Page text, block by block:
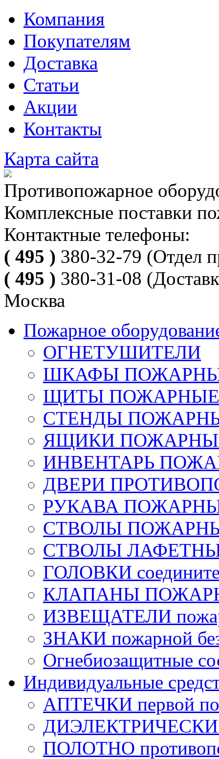
Компания
Покупателям
Доставка
Статьи
Акции
Контакты
Карта сайта
Противопожарное
Комплексные поставки
Контактные телефоны:
( 495 ) 380-32-79 (Отдел
( 495 ) 380-31-08
Москва
Пожарное
ОГНЕТУШИТЕЛИ
ШКАФЫ
ЩИТЫ ПОЖАРНЫЕ
СТЕНДЫ
ЯЩИКИ ПОЖАРНЫЕ
ИНВЕНТАРЬ
ДВЕРИ
РУКАВА
СТВОЛЫ
СТВОЛЫ
ГОЛОВКИ
КЛАПАНЫ
ИЗВЕЩАТЕЛИ
ЗНАКИ пожарной
Огнебиозащитные
Индивидуальные
АПТЕЧКИ первой
ДИЭЛЕКТРИЧЕСКИЕ
ПОЛОТНО